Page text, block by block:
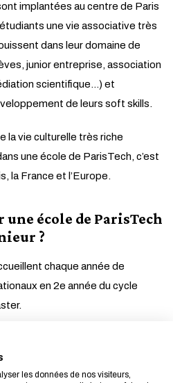
implantées au centre de Paris
une vie associative très
dans leur domaine de
junior entreprise, association
scientifique…) et
de leurs soft skills.
la vie culturelle très riche
une école de ParisTech, c’est
la France et l’Europe.
école de ParisTech
?
chaque année de
en 2e année du cycle
aux étudiants
de bourse ou autre
les données de nos visiteurs,